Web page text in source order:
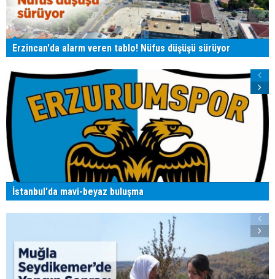
Erzincan'da alarm veren tablo! Nüfus düşüşü sürüyor
İstanbul'da mavi-beyaz buluşma